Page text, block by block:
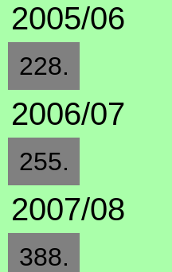
2005/06
228.
2006/07
255.
2007/08
388.